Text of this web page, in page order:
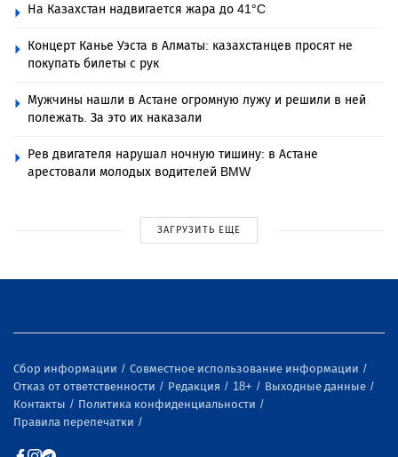
На Казахстан надвигается жара до 41°C
Концерт Канье Уэста в Алматы: казахстанцев просят не
покупать билеты с рук
Мужчины нашли в Астане огромную лужу и решили в ней
полежать. За это их наказали
Рев двигателя нарушал ночную тишину: в Астане
арестовали молодых водителей BMW
ЗАГРУЗИТЬ ЕЩЕ
Сбор информации
Совместное использование информации
Отказ от ответственности
Редакция 18+
Выходные данные
Контакты
Политика конфиденциальности
Правила перепечатки